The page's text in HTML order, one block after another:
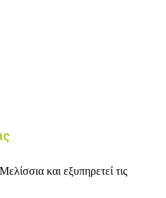
και εξυπηρετεί τις